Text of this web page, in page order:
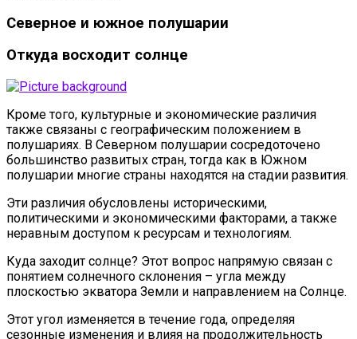
Северное и южное полушарии
Откуда восходит солнце
Кроме того, культурные и экономические различия
также связаны с географическим положением в
полушариях. В Северном полушарии сосредоточено
большинство развитых стран, тогда как в Южном
полушарии многие страны находятся на стадии развития.
Эти различия обусловлены историческими,
политическими и экономическими факторами, а также
неравным доступом к ресурсам и технологиям.
Куда заходит солнце? Этот вопрос напрямую связан с
понятием солнечного склонения – угла между
плоскостью экватора Земли и направлением на Солнце.
Этот угол изменяется в течение года, определяя
сезонные изменения и влияя на продолжительность